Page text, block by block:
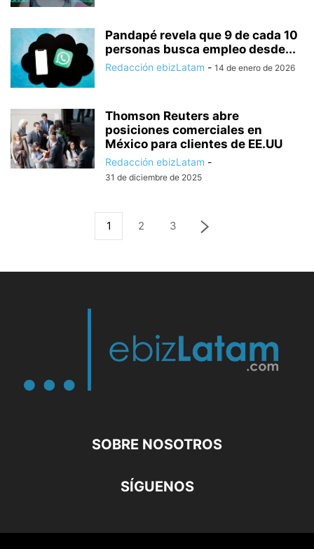
Pandapé revela que 9 de cada 10
personas busca empleo desde...
Redacción ebizLatam - 14 de enero de 2026
Thomson Reuters abre
posiciones comerciales en
México para clientes de EE.UU
Redacción ebizLatam -
31 de diciembre de 2025
1 2 3
SOBRE NOSOTROS
SÍGUENOS